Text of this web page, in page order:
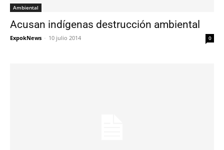
Ambiental
Acusan indígenas destrucción ambiental
ExpokNews - 10 julio 2014 0